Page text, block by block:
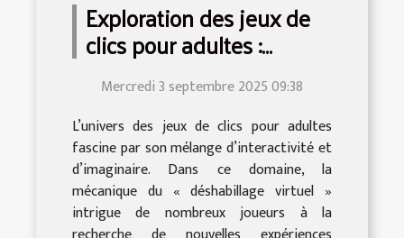
Exploration des jeux de
clics pour adultes :
comment déshabiller
virtuellement ?
Mercredi 3 septembre 2025 09:38
L’univers des jeux de clics pour adultes
fascine par son mélange d’interactivité et
d’imaginaire. Dans ce domaine, la
mécanique du « déshabillage virtuel »
intrigue de nombreux joueurs à la